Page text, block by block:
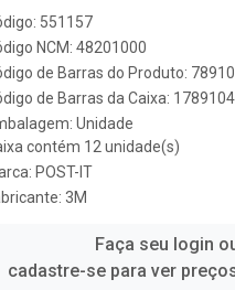
551157
NCM: 48201000
de Barras do Produto:
de Barras da Caixa:
Unidade
contém 12 unidade(s)
POST-IT
3M
Faça seu login
cadastre-se para ver